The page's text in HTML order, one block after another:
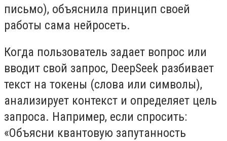
письмо), объяснила принцип своей
работы сама нейросеть.
Когда пользователь задает вопрос или
вводит свой запрос, DeepSeek разбивает
текст на токены (слова или символы),
анализирует контекст и определяет цель
запроса. Например, если спросить:
«Объясни квантовую запутанность